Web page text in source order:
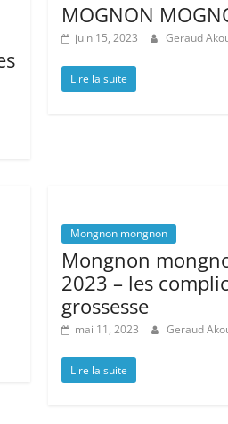
MOGNON
juin 15, 2023 Geraud
Lire la suite
Mongnon mongnon
Mongnon
2023 – les
grossesse
mai 11, 2023 Geraud
Lire la suite